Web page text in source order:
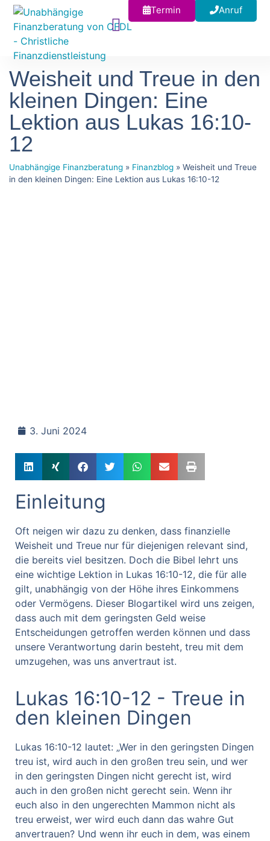
Termin Anruf
Weisheit und Treue in den
kleinen Dingen: Eine
Lektion aus Lukas 16:10-
12
Unabhängige Finanzberatung » Finanzblog » Weisheit und Treue
in den kleinen Dingen: Eine Lektion aus Lukas 16:10-12
3. Juni 2024
Einleitung
Oft neigen wir dazu zu denken, dass finanzielle
Weisheit und Treue nur für diejenigen relevant sind,
die bereits viel besitzen. Doch die Bibel lehrt uns
eine wichtige Lektion in Lukas 16:10-12, die für alle
gilt, unabhängig von der Höhe ihres Einkommens
oder Vermögens. Dieser Blogartikel wird uns zeigen,
dass auch mit dem geringsten Geld weise
Entscheidungen getroffen werden können und dass
unsere Verantwortung darin besteht, treu mit dem
umzugehen, was uns anvertraut ist.
Lukas 16:10-12 - Treue in
den kleinen Dingen
Lukas 16:10-12 lautet: „Wer in den geringsten Dingen
treu ist, wird auch in den großen treu sein, und wer
in den geringsten Dingen nicht gerecht ist, wird
auch in den großen nicht gerecht sein. Wenn ihr
euch also in den ungerechten Mammon nicht als
treu erweist, wer wird euch dann das wahre Gut
anvertrauen? Und wenn ihr euch in dem, was einem